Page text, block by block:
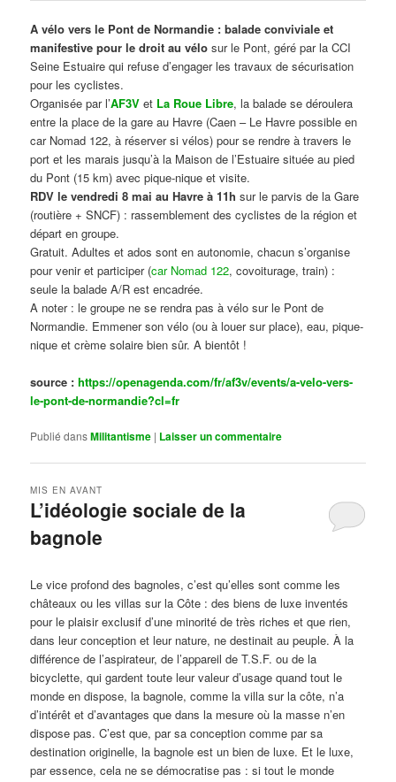
A vélo vers le Pont de Normandie : balade conviviale et
manifestive pour le droit au vélo sur le Pont, géré par la CCI
Seine Estuaire qui refuse d’engager les travaux de sécurisation
pour les cyclistes.
Organisée par l’AF3V et La Roue Libre, la balade se déroulera
entre la place de la gare au Havre (Caen – Le Havre possible en
car Nomad 122, à réserver si vélos) pour se rendre à travers le
port et les marais jusqu’à la Maison de l’Estuaire située au pied
du Pont (15 km) avec pique-nique et visite.
RDV le vendredi 8 mai au Havre à 11h sur le parvis de la Gare
(routière + SNCF) : rassemblement des cyclistes de la région et
départ en groupe.
Gratuit. Adultes et ados sont en autonomie, chacun s’organise
pour venir et participer (car Nomad 122, covoiturage, train) :
seule la balade A/R est encadrée.
A noter : le groupe ne se rendra pas à vélo sur le Pont de
Normandie. Emmener son vélo (ou à louer sur place), eau, pique-
nique et crème solaire bien sûr. A bientôt !
source :https://openagenda.com/fr/af3v/events/a-velo-vers-
le-pont-de-normandie?cl=fr
Publié dansMilitantisme | Laisser un commentaire
L’idéologie sociale de la
bagnole
MIS EN AVANT
Le vice profond des bagnoles, c’est qu’elles sont comme les
châteaux ou les villas sur la Côte : des biens de luxe inventés
pour le plaisir exclusif d’une minorité de très riches et que rien,
dans leur conception et leur nature, ne destinait au peuple. À la
différence de l’aspirateur, de l’appareil de T.S.F. ou de la
bicyclette, qui gardent toute leur valeur d’usage quand tout le
monde en dispose, la bagnole, comme la villa sur la côte, n’a
d’intérêt et d’avantages que dans la mesure où la masse n’en
dispose pas. C’est que, par sa conception comme par sa
destination originelle, la bagnole est un bien de luxe. Et le luxe,
par essence, cela ne se démocratise pas : si tout le monde